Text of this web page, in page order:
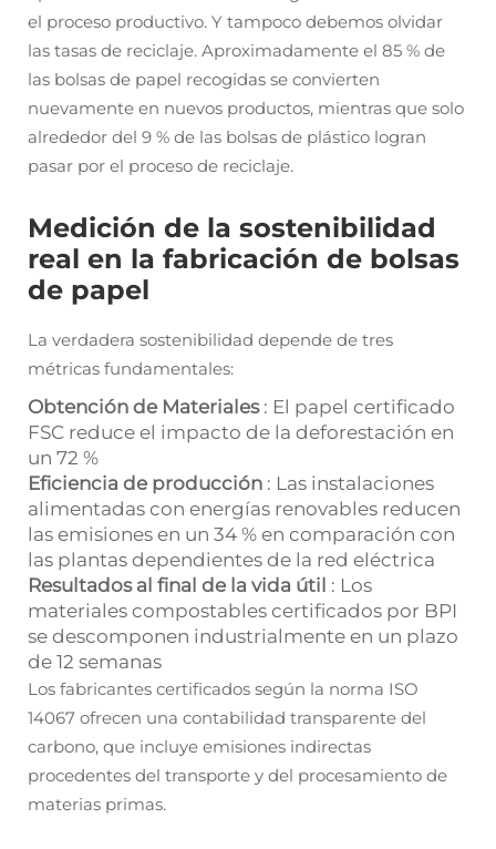
el proceso productivo. Y tampoco debemos olvidar
las tasas de reciclaje. Aproximadamente el 85 % de
las bolsas de papel recogidas se convierten
nuevamente en nuevos productos, mientras que solo
alrededor del 9 % de las bolsas de plástico logran
pasar por el proceso de reciclaje.
Medición de la sostenibilidad
real en la fabricación de bolsas
de papel
La verdadera sostenibilidad depende de tres
métricas fundamentales:
Obtención de Materiales : El papel certificado
FSC reduce el impacto de la deforestación en
un 72 %
Eficiencia de producción : Las instalaciones
alimentadas con energías renovables reducen
las emisiones en un 34 % en comparación con
las plantas dependientes de la red eléctrica
Resultados al final de la vida útil : Los
materiales compostables certificados por BPI
se descomponen industrialmente en un plazo
de 12 semanas
Los fabricantes certificados según la norma ISO
14067 ofrecen una contabilidad transparente del
carbono, que incluye emisiones indirectas
procedentes del transporte y del procesamiento de
materias primas.